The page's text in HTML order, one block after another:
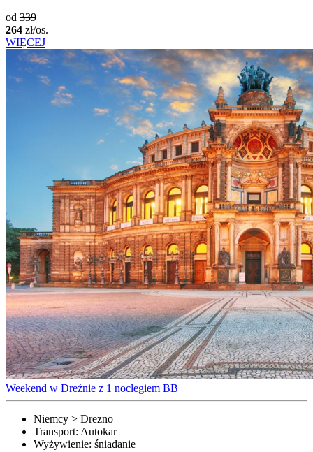
od 339
264 zł/os.
WIĘCEJ
Weekend w Dreźnie z 1 noclegiem BB
Niemcy > Drezno
Transport: Autokar
Wyżywienie: śniadanie